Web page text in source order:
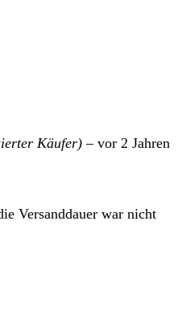
Käufer) – vor 2 Jahren
Versanddauer war nicht